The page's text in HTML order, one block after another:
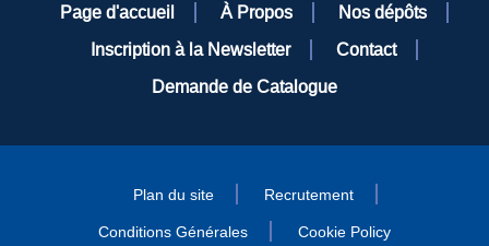
Page d'accueil À Propos
Nos dépôts
Inscription à la Newsletter
Contact
Demande de Catalogue
Plan du site Recrutement
Conditions Générales Cookie Policy